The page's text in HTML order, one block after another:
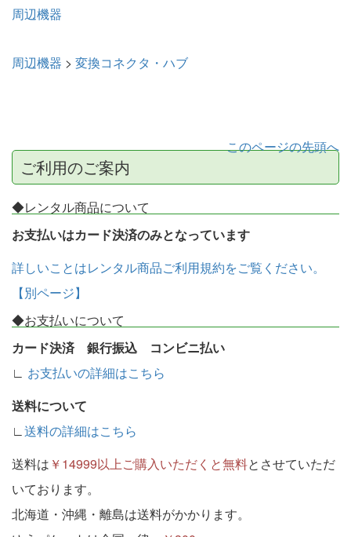
周辺機器
周辺機器 > 変換コネクタ・ハブ
このページの先頭へ
ご利用のご案内
◆レンタル商品について
お支払いはカード決済のみとなっています
詳しいことはレンタル商品ご利用規約をご覧ください。
【別ページ】
◆お支払いについて
カード決済 銀行振込 コンビニ払い
∟ お支払いの詳細はこちら
送料について
∟送料の詳細はこちら
送料は ￥14999以上ご購入いただくと無料とさせていただ
いております。
北海道・沖縄・離島は送料がかかります。